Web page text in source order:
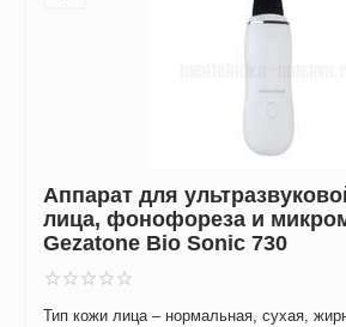
Аппарат для
лица, фонофореза и
Gezatone Bio Sonic 730
Тип кожи лица – нормальная, сухая,